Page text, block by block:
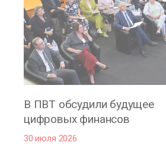
В ПВТ обсудили будущее
цифровых финансов
30 июля 2026